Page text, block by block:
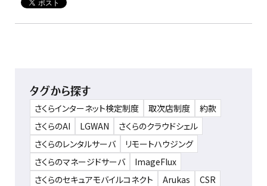
タグから探す
さくらインターネット検定制度 取次店制度
約款
さくらのAI
LGWAN
さくらのクラウドシェル
さくらのレンタルサーバ
リモートハウジング
さくらのマネージドサーバ
ImageFlux
さくらのセキュアモバイルコネクト
Arukas
CSR